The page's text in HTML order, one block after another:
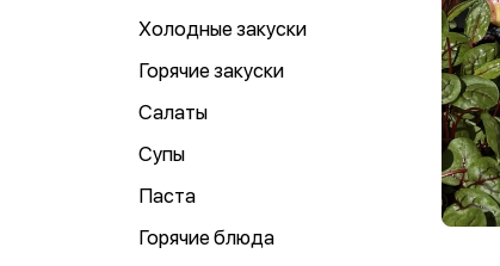
Холодные закуски
Горячие закуски
Салаты
Супы
Паста
Горячие блюда